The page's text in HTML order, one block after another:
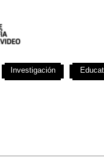
Investigación